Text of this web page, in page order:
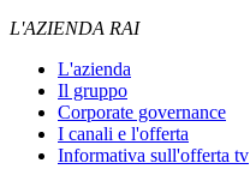
L'AZIENDA RAI
L'azienda
Il gruppo
Corporate governance
I canali e l'offerta
Informativa sull'offerta tv